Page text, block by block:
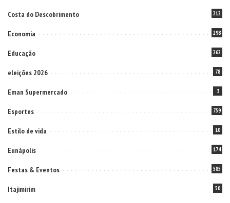
Costa do Descobrimento 212
Economia 298
Educação 262
eleições 2026 78
Eman Supermercado 3
Esportes 759
Estilo de vida 10
Eunápolis 174
Festas & Eventos 585
Itajimirim 50